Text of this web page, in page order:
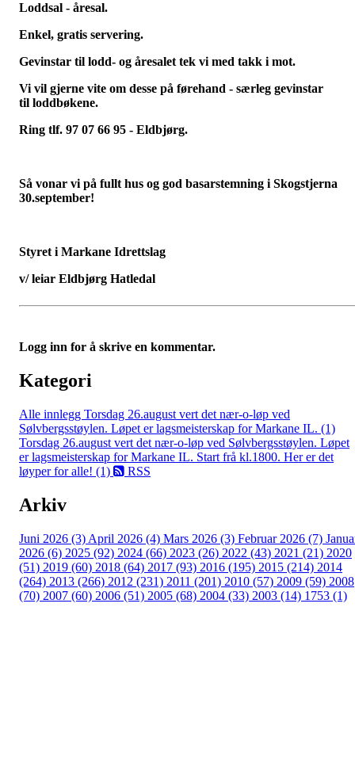
Loddsal - åresal.
Enkel, gratis servering.
Gevinstar til lodd- og åresalet tek vi med takk i mot.
Vi vil gjerne vite om desse på førehand - særleg gevinstar
til loddbøkene.
Ring tlf. 97 07 66 95 - Eldbjørg.
Så vonar vi på fullt hus og god basarstemning i Skogstjerna
30.september!
Styret i Markane Idrettslag
v/ leiar Eldbjørg Hatledal
Logg inn for å skrive en kommentar.
Kategori
Alle innlegg Torsdag 26.august vert det nær-o-løp ved
Sølvbergsstøylen. Løpet er lagsmeisterskap for Markane IL. (1)
Torsdag 26.august vert det nær-o-løp ved Sølvbergsstøylen. Løpet
er lagsmeisterskap for Markane IL. Start frå kl.1800. Her er det
løyper for alle! (1)
RSS
Arkiv
Juni 2026 (3) April 2026 (4) Mars 2026 (3) Februar 2026 (7)
2026 (6) 2025 (92) 2024 (66) 2023 (26) 2022 (43) 2021 (21) 2020
(51) 2019 (60) 2018 (64) 2017 (93) 2016 (195) 2015 (214) 2014
(264) 2013 (266) 2012 (231) 2011 (201) 2010 (57) 2009 (59) 2008
(70) 2007 (60) 2006 (51) 2005 (68) 2004 (33) 2003 (14) 1753 (1)